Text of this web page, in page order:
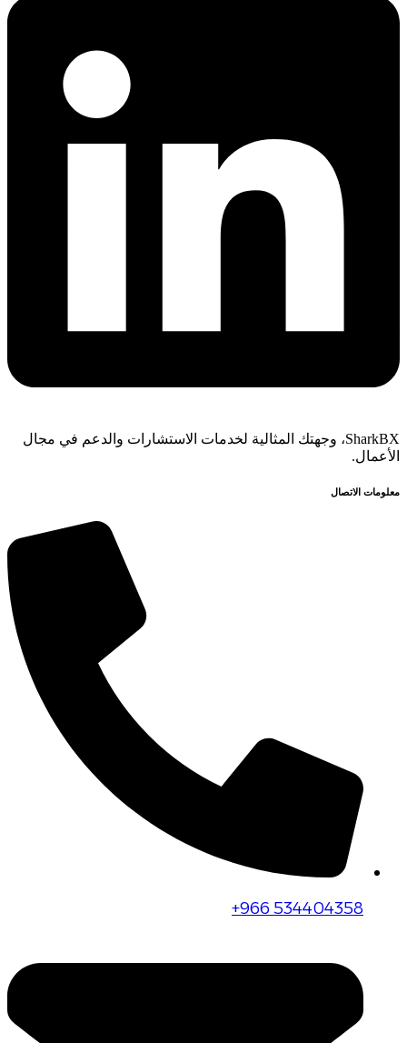
SharkBX، وجهتك المثالية لخدمات الاستشارات والدعم في مجال
الأعمال.
معلومات الاتصال
+966 534404358